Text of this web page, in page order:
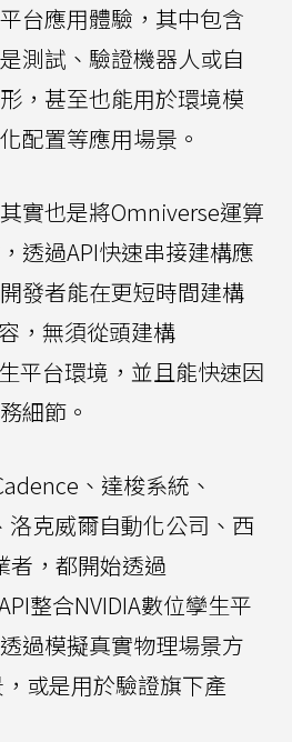
台應用體驗，其中包含
測試、驗證機器人或自
，甚至也能用於環境模
配置等應用場景。
實也是將Omniverse運算
透過API快速串接建構應
發者能在更短時間建構
，無須從頭建構
平台環境，並且能快速因
細節。
、達梭系統、
洛克威爾自動化公司、西
者，都開始透過
整合NVIDIA數位孿生平
過模擬真實物理場景方
或是用於驗證旗下產